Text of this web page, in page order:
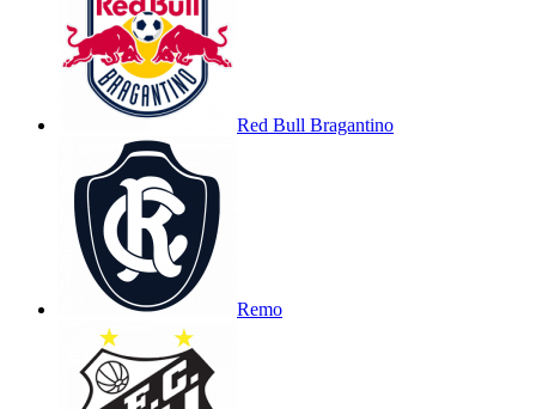
Red Bull Bragantino
Remo